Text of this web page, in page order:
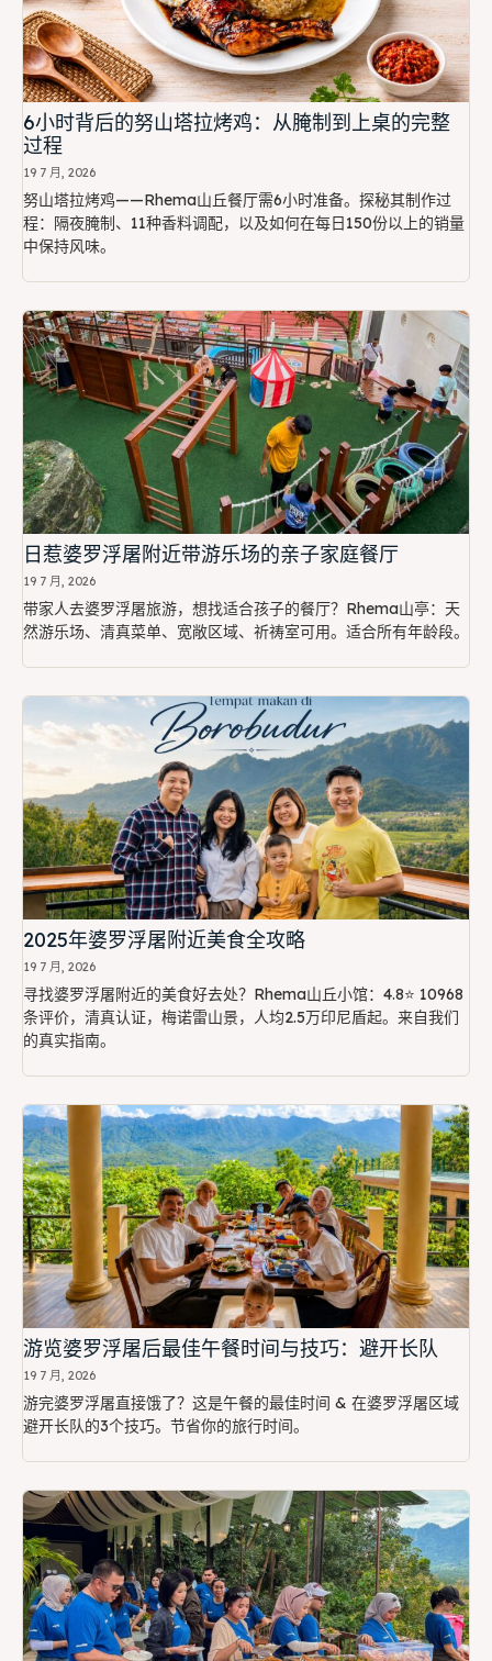
6小时背后的努山塔拉烤鸡：从腌制到上桌的完整
过程
19 7 月, 2026
努山塔拉烤鸡——Rhema山丘餐厅需6小时准备。探秘其制作过
程：隔夜腌制、11种香料调配，以及如何在每日150份以上的销量
中保持风味。
日惹婆罗浮屠附近带游乐场的亲子家庭餐厅
19 7 月, 2026
带家人去婆罗浮屠旅游，想找适合孩子的餐厅？Rhema山亭：天
然游乐场、清真菜单、宽敞区域、祈祷室可用。适合所有年龄段。
2025年婆罗浮屠附近美食全攻略
19 7 月, 2026
寻找婆罗浮屠附近的美食好去处？Rhema山丘小馆：4.8⭐ 10968
条评价，清真认证，梅诺雷山景，人均2.5万印尼盾起。来自我们
的真实指南。
游览婆罗浮屠后最佳午餐时间与技巧：避开长队
19 7 月, 2026
游完婆罗浮屠直接饿了？这是午餐的最佳时间 & 在婆罗浮屠区域
避开长队的3个技巧。节省你的旅行时间。